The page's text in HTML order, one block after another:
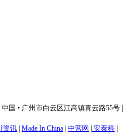
国 • 广州市白云区江高镇青云路55号 |
资讯 | Made In China | 中营网 | 安泰科 |